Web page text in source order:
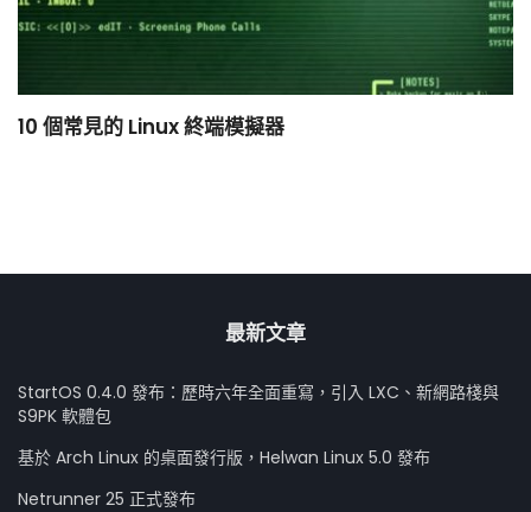
10 個常見的 Linux 終端模擬器
最新文章
StartOS 0.4.0 發布：歷時六年全面重寫，引入 LXC、新網路棧與
S9PK 軟體包
基於 Arch Linux 的桌面發行版，Helwan Linux 5.0 發布
Netrunner 25 正式發布